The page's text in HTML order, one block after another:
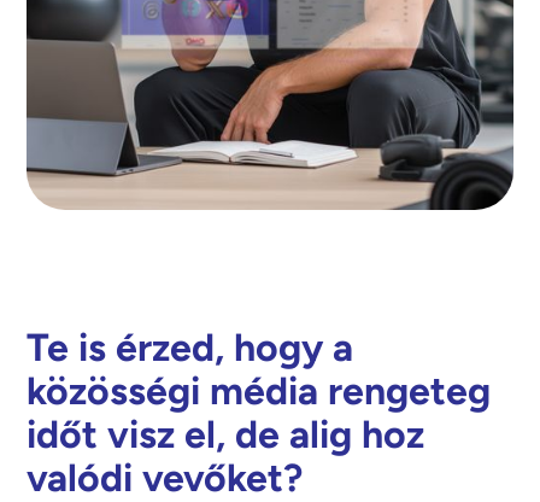
Te is érzed, hogy a
közösségi média rengeteg
időt visz el, de alig hoz
valódi vevőket?